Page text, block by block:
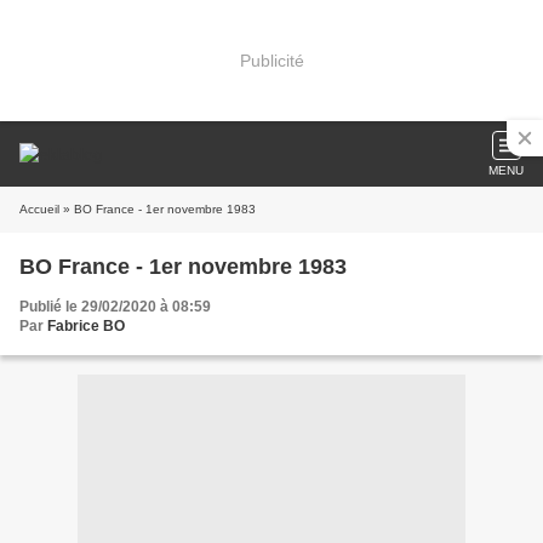
Publicité
MENU
Accueil » BO France - 1er novembre 1983
BO France - 1er novembre 1983
Publié le 29/02/2020 à 08:59
Par Fabrice BO